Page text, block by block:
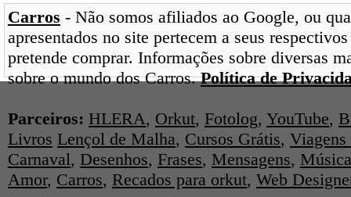
Carros - Não somos afiliados ao Google, ou
apresentados no site pertecem a seus
pretende comprar. Informações sobre diversas
sobre o mundo dos Carros.Política de
Parceiros: HLERA, Orkut, Fotolog, YouTube,
Livros Lençol de Malha, Cursos Grátis, Viagens
Carnaval, Desenhos, Frases, Mensagens,
Amor, Carros, Recados para orkut, Web